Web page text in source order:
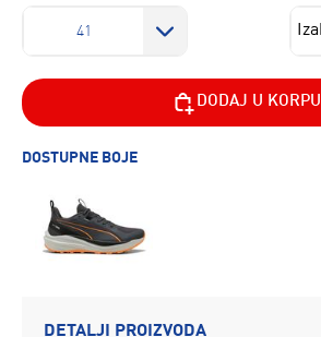
41
DODAJ U KORPU
DOSTUPNE BOJE
DETALJI PROIZVODA